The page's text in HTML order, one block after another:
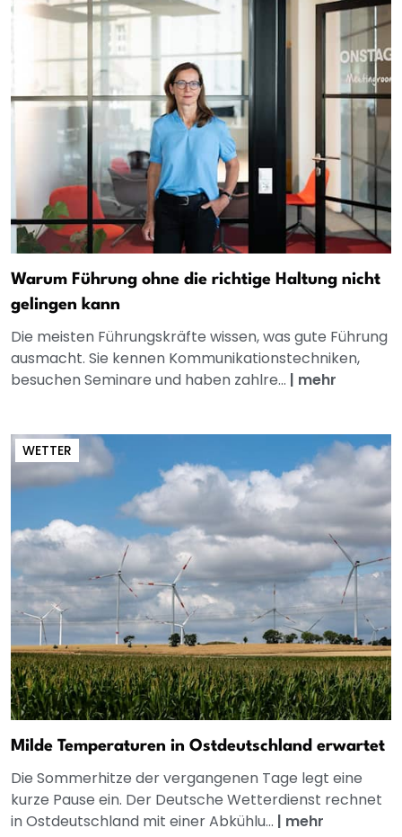
Warum Führung ohne die richtige Haltung nicht
gelingen kann
Die meisten Führungskräfte wissen, was gute Führung
ausmacht. Sie kennen Kommunikationstechniken,
besuchen Seminare und haben zahlre... | mehr
WETTER
Milde Temperaturen in Ostdeutschland erwartet
Die Sommerhitze der vergangenen Tage legt eine
kurze Pause ein. Der Deutsche Wetterdienst rechnet
in Ostdeutschland mit einer Abkühlu... | mehr